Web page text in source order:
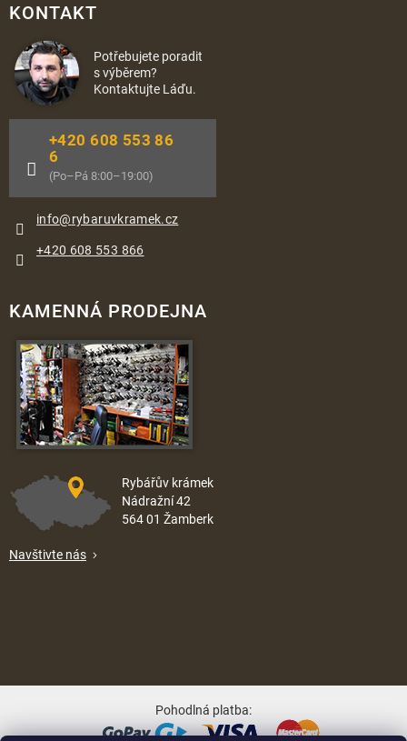
KONTAKT
Potřebujete poradit
s výběrem?
Kontaktujte Láďu.
info@rybaruvkramek.cz
+420 608 553 86
6
(Po–Pá 8:00–19:00)
+420 608 553 866
KAMENNÁ PRODEJNA
Rybářův krámek
Nádražní 42
564 01 Žamberk
Navštivte nás
Pohodlná platba: